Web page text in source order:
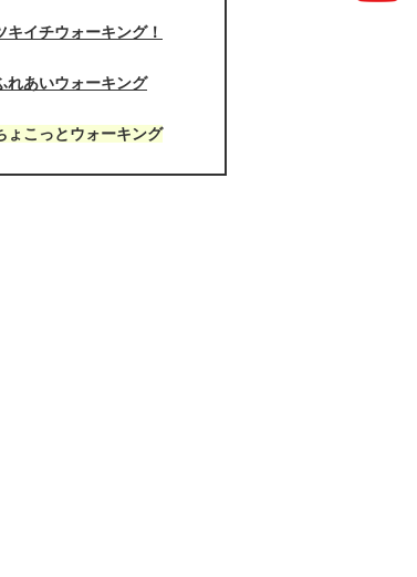
キイチウォーキング！
れあいウォーキング
ょこっとウォーキング